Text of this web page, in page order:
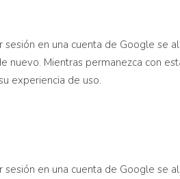
sesión en una cuenta de Google
nuevo. Mientras permanezca con
experiencia de uso.
sesión en una cuenta de Google